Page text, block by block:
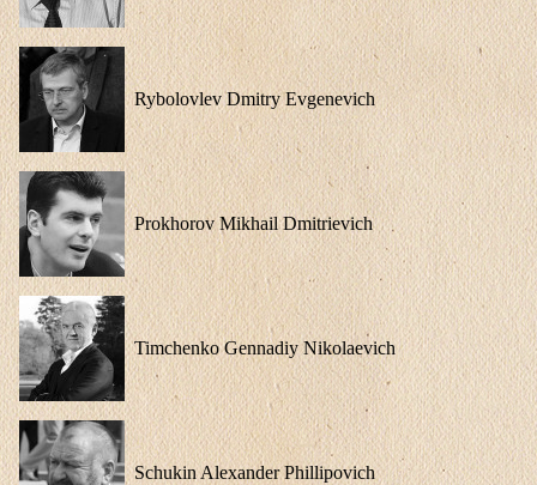
Rybolovlev Dmitry Evgenevich
Prokhorov Mikhail Dmitrievich
Timchenko Gennadiy Nikolaevich
Schukin Alexander Phillipovich